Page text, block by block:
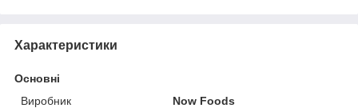
Характеристики
Основні
Виробник
Now Foods